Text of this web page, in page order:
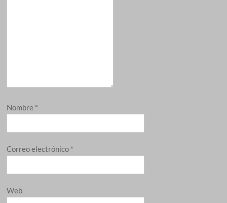
Nombre *
Correo electrónico *
Web